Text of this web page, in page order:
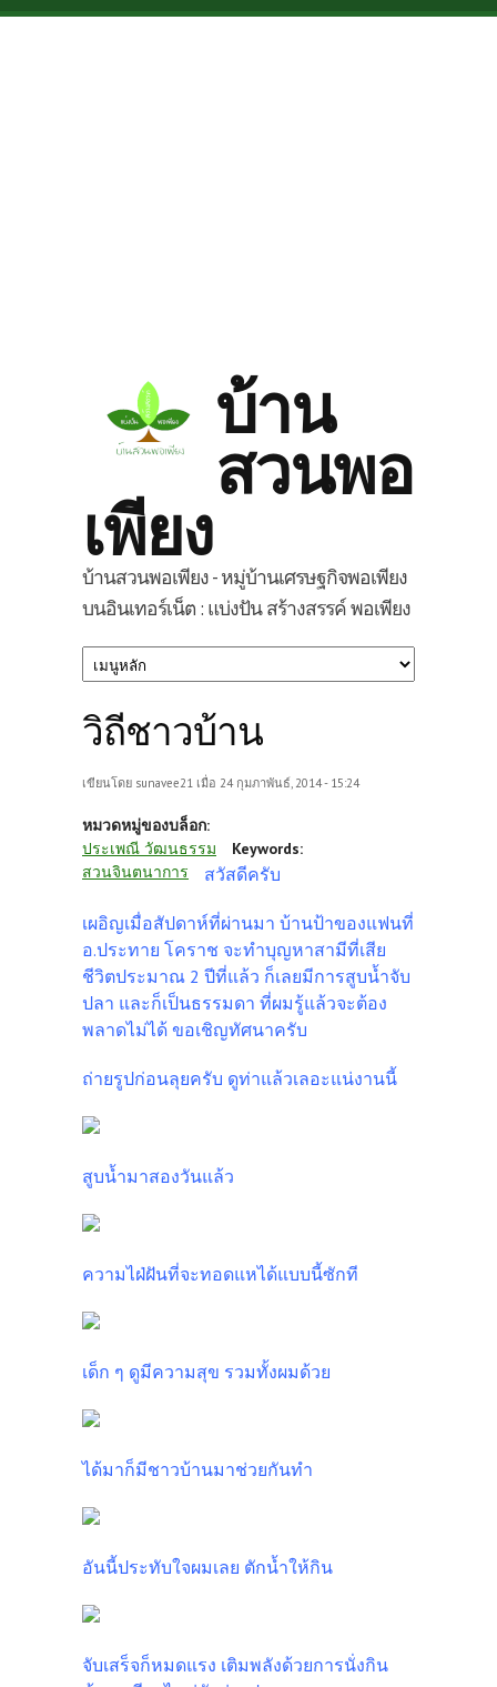
Skip to main content
บ้าน
สวนพอ
เพียง
บ้านสวนพอเพียง - หมู่บ้านเศรษฐกิจพอเพียง
บนอินเทอร์เน็ต : แบ่งปัน สร้างสรรค์ พอเพียง
วิถีชาวบ้าน
เขียนโดย sunavee21 เมื่อ 24 กุมภาพันธ์, 2014 - 15:24
หมวดหมู่ของบล็อก:
ประเพณี วัฒนธรรม
Keywords:
สวนจินตนาการ
สวัสดีครับ
เผอิญเมื่อสัปดาห์ที่ผ่านมา บ้านป้าของแฟนที่
อ.ประทาย โคราช จะทำบุญหาสามีที่เสีย
ชีวิตประมาณ 2 ปีที่แล้ว ก็เลยมีการสูบน้ำจับ
ปลา และก็เป็นธรรมดา ที่ผมรู้แล้วจะต้อง
พลาดไม่ได้ ขอเชิญทัศนาครับ
ถ่ายรูปก่อนลุยครับ ดูท่าแล้วเลอะแน่งานนี้
สูบน้ำมาสองวันแล้ว
ความไฝ่ฝันที่จะทอดแหได้แบบนี้ซักที
เด็ก ๆ ดูมีความสุข รวมทั้งผมด้วย
ได้มาก็มีชาวบ้านมาช่วยกันทำ
อันนี้ประทับใจผมเลย ตักน้ำให้กิน
จับเสร็จก็หมดแรง เติมพลังด้วยการนั่งกิน